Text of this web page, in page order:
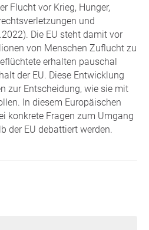
Flucht vor Krieg, Hunger,
und
Die EU steht damit vor
von Menschen Zuflucht zu
erhalten pauschal
der EU. Diese Entwicklung
zur Entscheidung, wie sie mit
In diesem Europäischen
konkrete Fragen zum Umgang
der EU debattiert werden.